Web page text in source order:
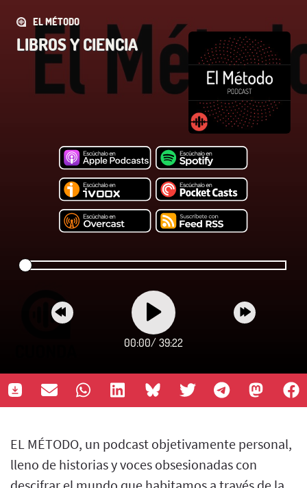
EL MÉTODO
LIBROS Y CIENCIA
00:00/ 39:22
EL MÉTODO, un podcast objetivamente personal,
lleno de historias y voces obsesionadas con